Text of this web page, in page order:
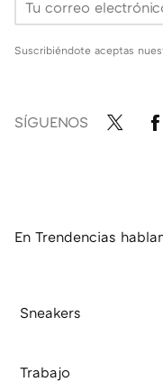
Suscribiéndote aceptas
SÍGUENOS
En Trendencias
Sneakers
Trabajo